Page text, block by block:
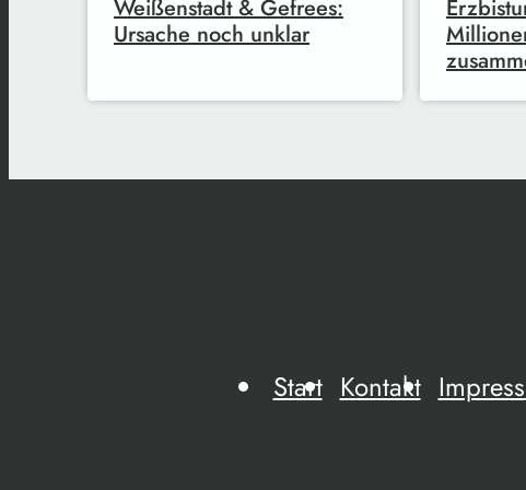
Weißenstadt & Gefrees:
Ursache noch unklar
Start Kontakt